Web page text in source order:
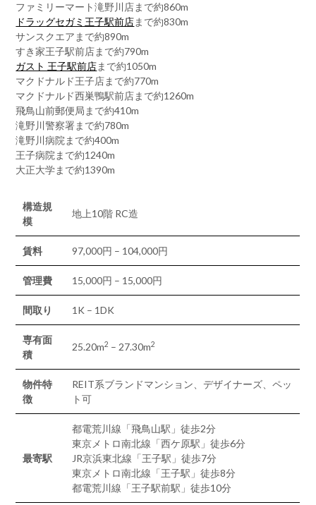
ファミリーマート滝野川店まで約860m
ドラッグセガミ王子駅前店まで約830m
サンスクエアまで約890m
すき家王子駅前店まで約790m
ガスト 王子駅前店まで約1050m
マクドナルド王子店まで約770m
マクドナルド西巣鴨駅前店まで約1260m
飛鳥山前郵便局まで約410m
滝野川警察署まで約780m
滝野川病院まで約400m
王子病院まで約1240m
大正大学まで約1390m
構造規
模
地上10階 RC造
賃料 97,000円 – 104,000円
管理費 15,000円 – 15,000円
間取り 1K – 1DK
専有面
積
25.20m2 – 27.30m2
物件特
徴
REIT系ブランドマンション、デザイナーズ、ペッ
ト可
最寄駅
都電荒川線「飛鳥山駅」徒歩2分
東京メトロ南北線「西ケ原駅」徒歩6分
JR京浜東北線「王子駅」徒歩7分
東京メトロ南北線「王子駅」徒歩8分
都電荒川線「王子駅前駅」徒歩10分